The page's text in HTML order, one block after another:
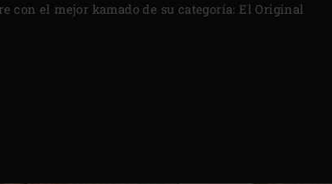
con el mejor kamado de su categoría: El Original